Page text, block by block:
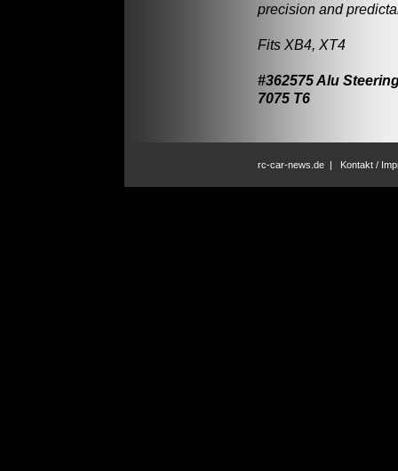
precision and
Fits XB4, XT4
#362575 Alu
7075 T6
rc-car-news.de| Kontakt /